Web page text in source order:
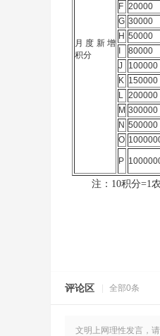
月度新增
积分
F 20000
G 30000
H 50000
80000
J
100000
K 150000
L 200000
M 300000
N 500000
O
P
注：10积分=1
评论区 全部0条
文明上网理性发言，